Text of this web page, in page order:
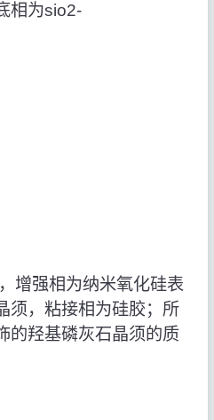
相为sio2‑
增强相为纳米氧化硅表
须，粘接相为硅胶；所
的羟基磷灰石晶须的质